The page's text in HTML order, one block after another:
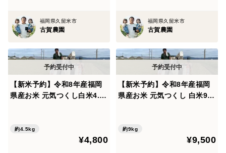
福岡県久留米市
古賀農園
福岡県久留米市
古賀農園
【新米予約】令和8年産福岡
県産お米 元気つくし白米4.5k
約4.5kg
¥4,800
【新米予約】令和8年産福岡
県産お米 元気つくし 白米9k
約9kg
¥9,500